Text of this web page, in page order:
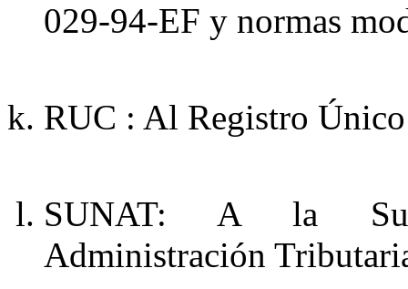
029-94-EF y normas
RUC : Al Registro
SUNAT: A la
Administración